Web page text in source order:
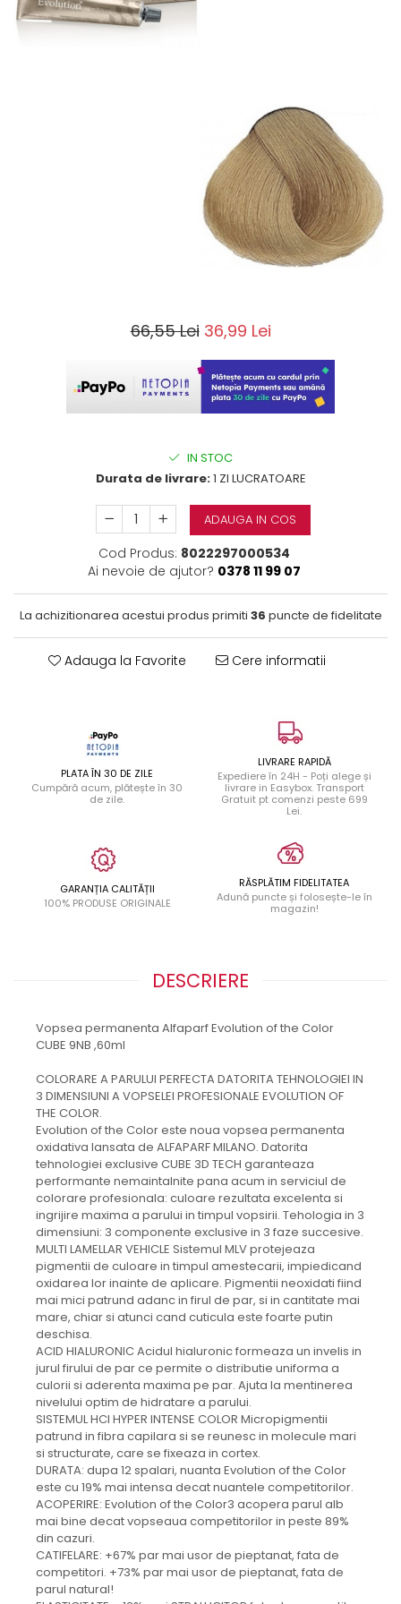
66,55 Lei 36,99 Lei
IN STOC
Durata de livrare:1 ZI LUCRATOARE
ADAUGA IN COS
Cod Produs: 8022297000534
Ai nevoie de ajutor? 0378 11 99 07
La achizitionarea acestui produs primiti 36 puncte de fidelitate
Adauga la Favorite Cere informatii
PLATA ÎN 30 DE ZILE
Cumpără acum, plătește în 30
de zile.
LIVRARE RAPIDĂ
Expediere în 24H - Poți alege și
livrare in Easybox. Transport
Gratuit pt comenzi peste 699
Lei.
GARANȚIA CALITĂȚII
100% PRODUSE ORIGINALE
RĂSPLĂTIM FIDELITATEA
Adună puncte și folosește-le în
magazin!
DESCRIERE
Vopsea permanenta Alfaparf Evolution of the Color
CUBE 9NB ,60ml
COLORARE A PARULUI PERFECTA DATORITA TEHNOLOGIEI IN
3 DIMENSIUNI A VOPSELEI PROFESIONALE EVOLUTION OF
THE COLOR.
Evolution of the Color este noua vopsea permanenta
oxidativa lansata de ALFAPARF MILANO. Datorita
tehnologiei exclusive CUBE 3D TECH garanteaza
performante nemaintalnite pana acum in serviciul de
colorare profesionala: culoare rezultata excelenta si
ingrijire maxima a parului in timpul vopsirii. Tehologia in 3
dimensiuni: 3 componente exclusive in 3 faze succesive.
MULTI LAMELLAR VEHICLE Sistemul MLV protejeaza
pigmentii de culoare in timpul amestecarii, impiedicand
oxidarea lor inainte de aplicare. Pigmentii neoxidati fiind
mai mici patrund adanc in firul de par, si in cantitate mai
mare, chiar si atunci cand cuticula este foarte putin
deschisa.
ACID HIALURONIC Acidul hialuronic formeaza un invelis in
jurul firului de par ce permite o distributie uniforma a
culorii si aderenta maxima pe par. Ajuta la mentinerea
nivelului optim de hidratare a parului.
SISTEMUL HCI HYPER INTENSE COLOR Micropigmentii
patrund in fibra capilara si se reunesc in molecule mari
si structurate, care se fixeaza in cortex.
DURATA: dupa 12 spalari, nuanta Evolution of the Color
este cu 19% mai intensa decat nuantele competitorilor.
ACOPERIRE: Evolution of the Color3 acopera parul alb
mai bine decat vopseaua competitorilor in peste 89%
din cazuri.
CATIFELARE: +67% par mai usor de pieptanat, fata de
competitori. +73% par mai usor de pieptanat, fata de
parul natural!